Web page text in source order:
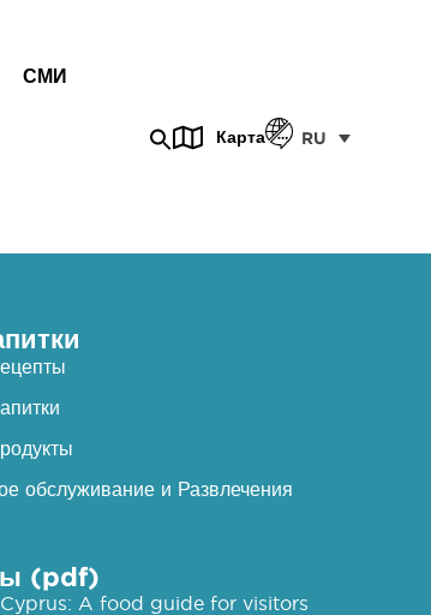
СМИ
Карта RU
обслуживание и Развлечения
(pdf)
A food guide for visitors